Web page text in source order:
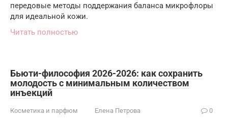
передовые методы поддержания баланса микрофлоры
для идеальной кожи.
Читать полностью
Бьюти-философия 2026-2026: как сохранить
молодость с минимальным количеством
инъекций
Косметика и парфюм Елена Петрова 0